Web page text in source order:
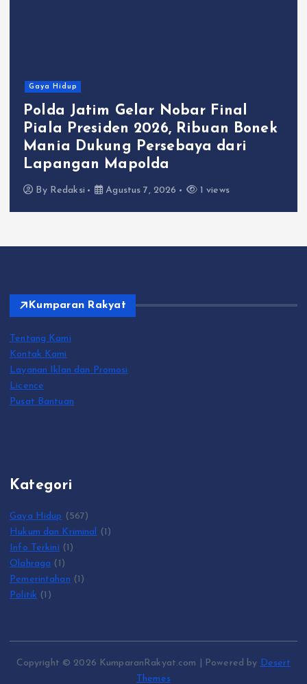
Gaya Hidup
Polda Jatim Gelar Nobar Final
Piala Presiden 2026, Ribuan Bonek
Mania Dukung Persebaya dari
Lapangan Mapolda
By Redaksi Agustus 7, 2026 1 views
Kumparan Rakyat
Tentang Kami
Kontak Kami
Layanan Iklan dan Promosi
Licence
Pusat Bantuan
Kategori
Gaya Hidup (567)
Hukum dan Kriminal (1)
Info Terkini (1)
Olahraga (1)
Pemerintahan (1)
Politik (1)
Copyright © 2026 KumparanRakyat.com | Powered by Desert
Themes